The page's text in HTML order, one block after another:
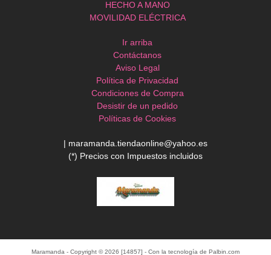
HECHO A MANO
MOVILIDAD ELÉCTRICA
Ir arriba
Contáctanos
Aviso Legal
Política de Privacidad
Condiciones de Compra
Desistir de un pedido
Políticas de Cookies
| maramanda.tiendaonline@yahoo.es
(*) Precios con Impuestos incluidos
Maramanda - Copyright © 2026 [14857] - Con la tecnología de Palbin.com